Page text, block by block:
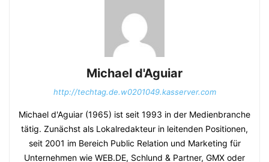
Michael d'Aguiar
http://techtag.de.w0201049.kasserver.com
Michael d'Aguiar (1965) ist seit 1993 in der Medienbranche
tätig. Zunächst als Lokalredakteur in leitenden Positionen,
seit 2001 im Bereich Public Relation und Marketing für
Unternehmen wie WEB.DE, Schlund & Partner, GMX oder